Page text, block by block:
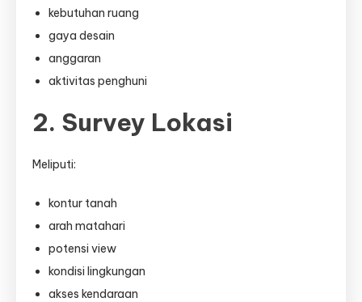
kebutuhan ruang
gaya desain
anggaran
aktivitas penghuni
2. Survey Lokasi
Meliputi:
kontur tanah
arah matahari
potensi view
kondisi lingkungan
akses kendaraan